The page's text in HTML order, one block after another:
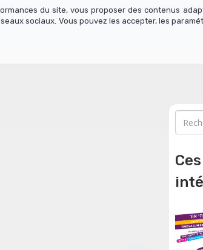
du site, vous proposer des contenus
sociaux. Vous pouvez les accepter, les